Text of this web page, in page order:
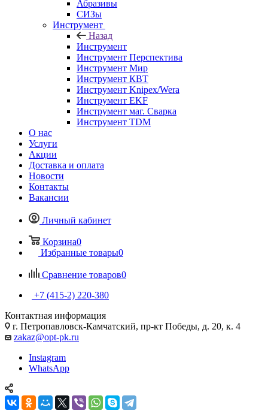
Абразивы
СИЗы
Инструмент
Назад
Инструмент
Инструмент Перспектива
Инструмент Мир
Инструмент КВТ
Инструмент Knipex/Wera
Инструмент EKF
Инструмент маг. Сварка
Инструмент TDM
О нас
Услуги
Акции
Доставка и оплата
Новости
Контакты
Вакансии
Личный кабинет
Корзина0
Избранные товары0
Сравнение товаров0
+7 (415-2) 220-380
Контактная информация
г. Петропавловск-Камчатский, пр-кт Победы, д. 20, к. 4
zakaz@opt-pk.ru
Instagram
WhatsApp